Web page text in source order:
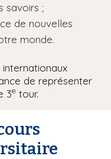
savoirs ;
de nouvelles
monde.
de représenter
3e tour.